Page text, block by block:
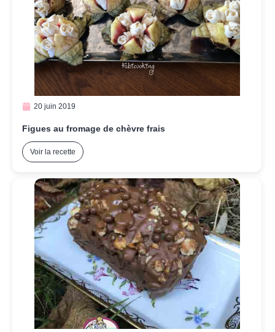
20 juin 2019
Figues au fromage de chèvre frais
Voir la recette